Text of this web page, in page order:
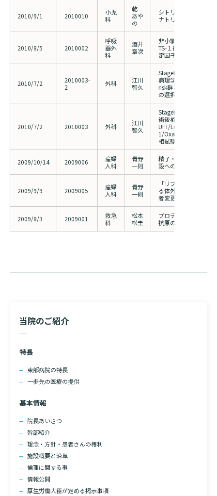
2010/9/1 2010010
小児
科
乾
あや
の
シトリン欠損症に対
ナトリウムの治療効果
2010/8/5 2010002
呼吸
器外
科
酒井
章次
非小細胞肺癌完全切
TS-１術後補助化学療
定因子の検討
2010/7/2
2010003-
2
外科
江川
智久
StageII大腸癌におけ
病理学的マーカーに
risk群とフッ化ピリミ
の選択に関する研究
2010/7/2 2010003 外科
江川
智久
StageIII大腸癌治癒切
術後補助化学療法と
UFT/Leucoverin療法
1/Oxaliplatinのラン
相試験
2009/10/14 2009006
産婦
人科
青野
一則
精子・卵子・受精卵
設への移管方法
2009/9/9 2009005
産婦
人科
青野
一則
「リプロダクション
る体外受精治療実施
者変更
2009/8/3 2009001
救急
科
松本
松圭
プロティアレンを用
抗原の解析と感染症
当院のご紹介
特長
東部病院の特長
一歩先の医療の提供
基本情報
院長あいさつ
幹部紹介
理念・方針・患者さんの権利
施設概要と沿革
倫理に関する事
情報公開
厚生労働大臣が定める掲示事項